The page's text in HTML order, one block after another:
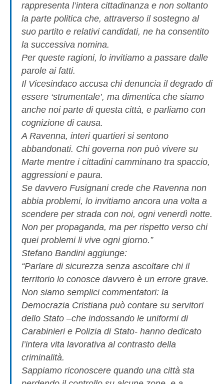
rappresenta l’intera cittadinanza e non soltanto
la parte politica che, attraverso il sostegno al
suo partito e relativi candidati, ne ha consentito
la successiva nomina.
Per queste ragioni, lo invitiamo a passare dalle
parole ai fatti.
Il Vicesindaco accusa chi denuncia il degrado di
essere ‘strumentale’, ma dimentica che siamo
anche noi parte di questa città, e parliamo con
cognizione di causa.
A Ravenna, interi quartieri si sentono
abbandonati. Chi governa non può vivere su
Marte mentre i cittadini camminano tra spaccio,
aggressioni e paura.
Se davvero Fusignani crede che Ravenna non
abbia problemi, lo invitiamo ancora una volta a
scendere per strada con noi, ogni venerdì notte.
Non per propaganda, ma per rispetto verso chi
quei problemi li vive ogni giorno.”
Stefano Bandini aggiunge:
“Parlare di sicurezza senza ascoltare chi il
territorio lo conosce davvero è un errore grave.
Non siamo semplici commentatori: la
Democrazia Cristiana può contare su servitori
dello Stato –che indossando le uniformi di
Carabinieri e Polizia di Stato- hanno dedicato
l’intera vita lavorativa al contrasto della
criminalità.
Sappiamo riconoscere quando una città sta